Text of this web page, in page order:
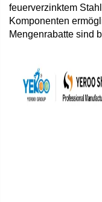
feuerverzinktem
Komponenten
Mengenrabatte sind